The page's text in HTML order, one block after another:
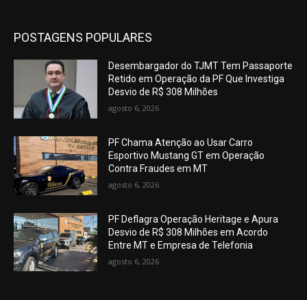
POSTAGENS POPULARES
Desembargador do TJMT Tem Passaporte
Retido em Operação da PF Que Investiga
Desvio de R$ 308 Milhões
agosto 6, 2026
PF Chama Atenção ao Usar Carro
Esportivo Mustang GT em Operação
Contra Fraudes em MT
agosto 6, 2026
PF Deflagra Operação Heritage e Apura
Desvio de R$ 308 Milhões em Acordo
Entre MT e Empresa de Telefonia
agosto 6, 2026